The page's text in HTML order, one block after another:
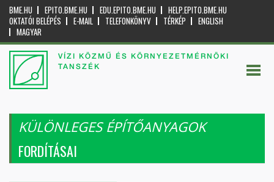
BME.HU EPITO.BME.HU EDU.EPITO.BME.HU
HELP.EPITO.BME.HU
OKTATÓI BELÉPÉS
E-MAIL TELEFONKÖNYV TÉRKÉP
ENGLISH
MAGYAR
VÍZI KÖZMŰ ÉS KÖRNYEZETMÉRNÖKI
TANSZÉK
KÜLÖNLEGES ÉPÍTŐANYAGOK
FORDÍTÁSAI